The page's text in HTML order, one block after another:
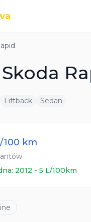
Liftback Sedan
l/100 km
2012 - 5 L/100km